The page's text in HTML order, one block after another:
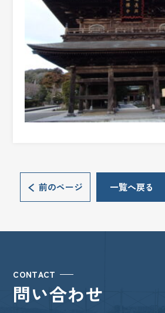
前のページ 一覧へ戻る
CONTACT
問い合わせ